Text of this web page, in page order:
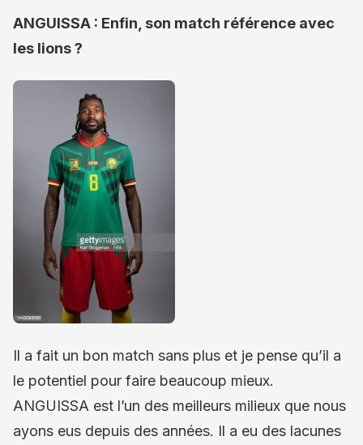
ANGUISSA : Enfin, son match référence avec
les lions ?
Il a fait un bon match sans plus et je pense qu’il a
le potentiel pour faire beaucoup mieux.
ANGUISSA est l’un des meilleurs milieux que nous
ayons eus depuis des années. Il a eu des lacunes